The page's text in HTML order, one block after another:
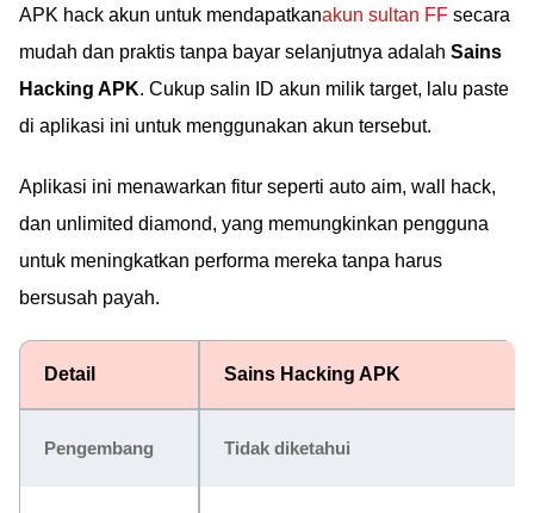
APK hack akun untuk mendapatkanakun sultan FF secara
mudah dan praktis tanpa bayar selanjutnya adalah Sains
Hacking APK. Cukup salin ID akun milik target, lalu paste
di aplikasi ini untuk menggunakan akun tersebut.
Aplikasi ini menawarkan fitur seperti auto aim, wall hack,
dan unlimited diamond, yang memungkinkan pengguna
untuk meningkatkan performa mereka tanpa harus
bersusah payah.
Detail Sains Hacking APK
Pengembang Tidak diketahui